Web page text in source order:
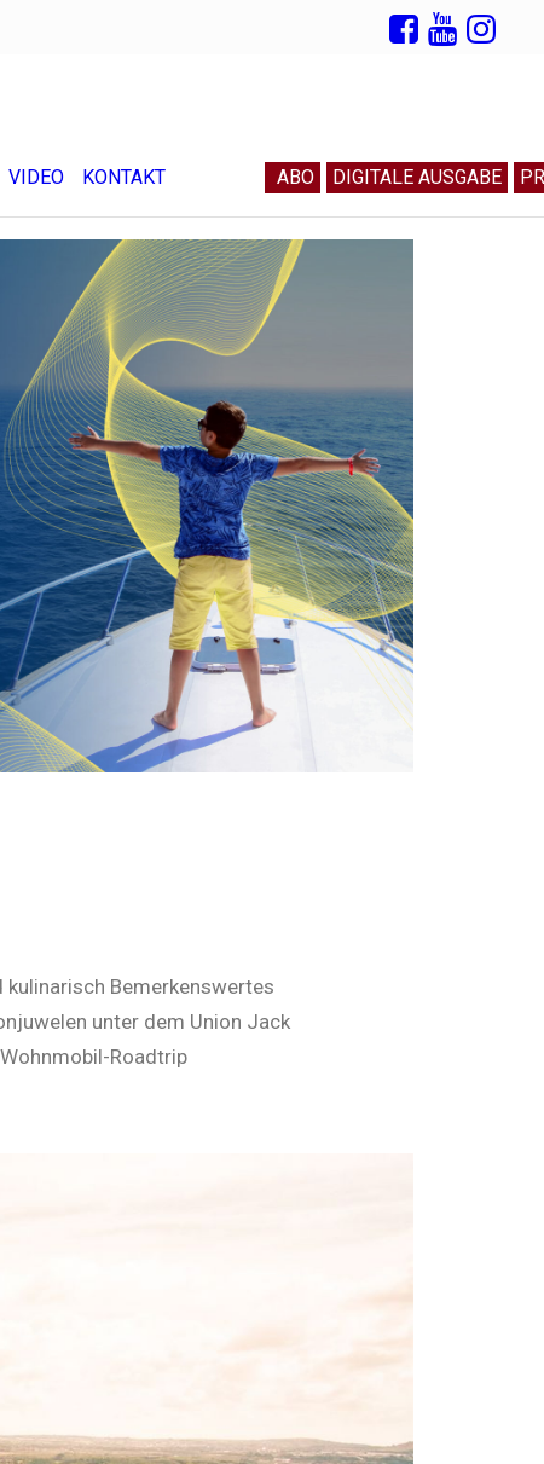
VIDEO KONTAKT ABO DIGITALE AUSGABE
kulinarisch Bemerkenswertes
unter dem Union Jack
Roadtrip